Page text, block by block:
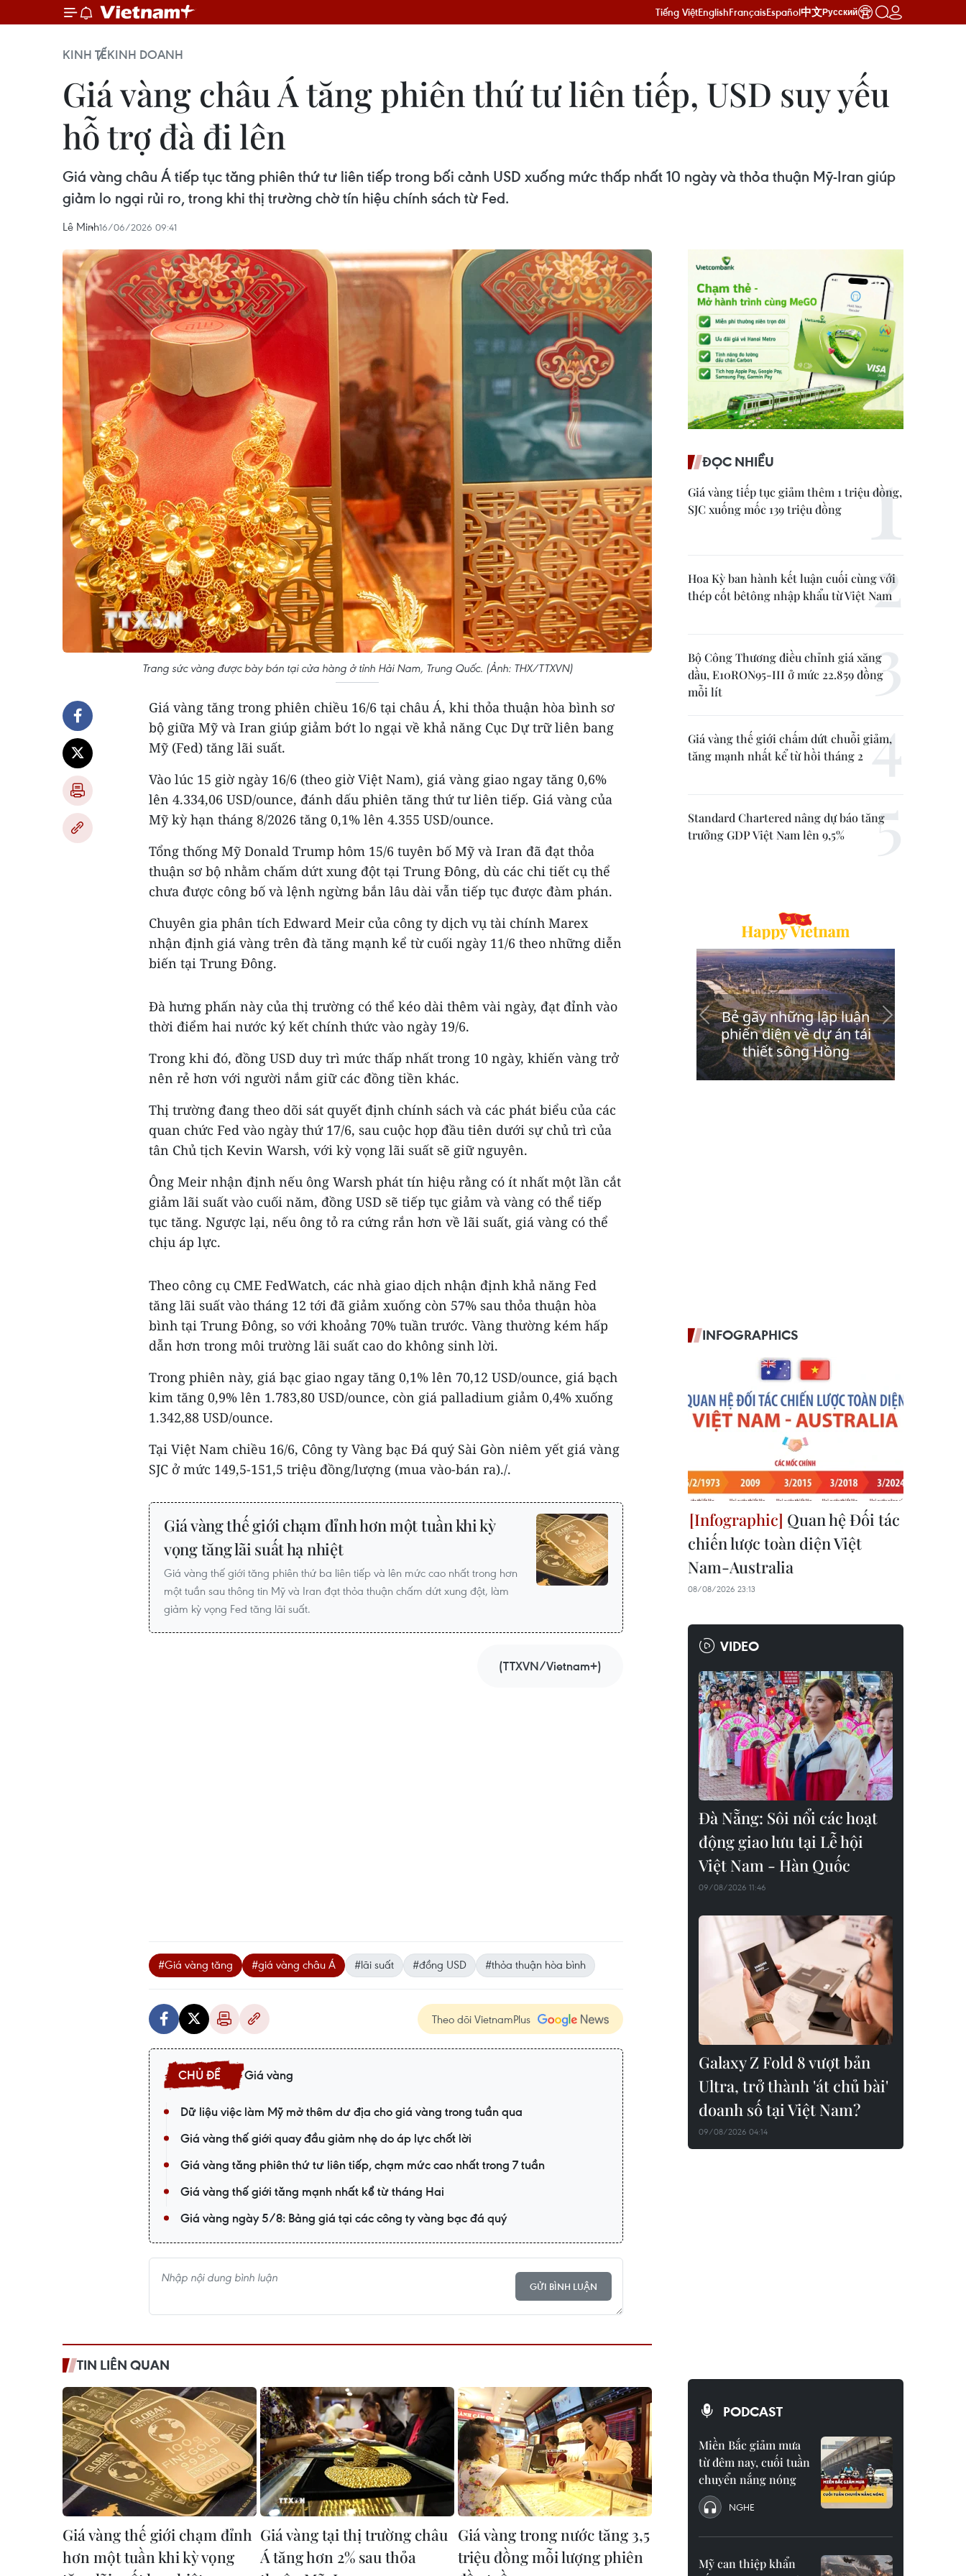
Tiếng ViệtEnglishFrançaisEspañol中文Русский
KINH TẾKINH DOANH
Giá vàng châu Á tăng phiên thứ tư liên tiếp, USD suy yếu
hỗ trợ đà đi lên
Giá vàng châu Á tiếp tục tăng phiên thứ tư liên tiếp trong bối cảnh USD xuống mức thấp nhất 10 ngày và thỏa thuận Mỹ-Iran giúp
giảm lo ngại rủi ro, trong khi thị trường chờ tín hiệu chính sách từ Fed.
Lê Minh16/06/2026 09:41
Trang sức vàng được bày bán tại cửa hàng ở tỉnh Hải Nam, Trung Quốc. (Ảnh: THX/TTXVN)
Giá vàng tăng trong phiên chiều 16/6 tại châu Á, khi thỏa thuận hòa bình sơ
bộ giữa Mỹ và Iran giúp giảm bớt lo ngại về khả năng Cục Dự trữ liên bang
Mỹ (Fed) tăng lãi suất.
Vào lúc 15 giờ ngày 16/6 (theo giờ Việt Nam), giá vàng giao ngay tăng 0,6%
lên 4.334,06 USD/ounce, đánh dấu phiên tăng thứ tư liên tiếp. Giá vàng của
Mỹ kỳ hạn tháng 8/2026 tăng 0,1% lên 4.355 USD/ounce.
Tổng thống Mỹ Donald Trump hôm 15/6 tuyên bố Mỹ và Iran đã đạt thỏa
thuận sơ bộ nhằm chấm dứt xung đột tại Trung Đông, dù các chi tiết cụ thể
chưa được công bố và lệnh ngừng bắn lâu dài vẫn tiếp tục được đàm phán.
Chuyên gia phân tích Edward Meir của công ty dịch vụ tài chính Marex
nhận định giá vàng trên đà tăng mạnh kể từ cuối ngày 11/6 theo những diễn
biến tại Trung Đông.
Đà hưng phấn này của thị trường có thể kéo dài thêm vài ngày, đạt đỉnh vào
thời điểm hai nước ký kết chính thức vào ngày 19/6.
Trong khi đó, đồng USD duy trì mức thấp nhất trong 10 ngày, khiến vàng trở
nên rẻ hơn với người nắm giữ các đồng tiền khác.
Thị trường đang theo dõi sát quyết định chính sách và các phát biểu của các
quan chức Fed vào ngày thứ 17/6, sau cuộc họp đầu tiên dưới sự chủ trì của
tân Chủ tịch Kevin Warsh, với kỳ vọng lãi suất sẽ giữ nguyên.
Ông Meir nhận định nếu ông Warsh phát tín hiệu rằng có ít nhất một lần cắt
giảm lãi suất vào cuối năm, đồng USD sẽ tiếp tục giảm và vàng có thể tiếp
tục tăng. Ngược lại, nếu ông tỏ ra cứng rắn hơn về lãi suất, giá vàng có thể
chịu áp lực.
Theo công cụ CME FedWatch, các nhà giao dịch nhận định khả năng Fed
tăng lãi suất vào tháng 12 tới đã giảm xuống còn 57% sau thỏa thuận hòa
bình tại Trung Đông, so với khoảng 70% tuần trước. Vàng thường kém hấp
dẫn hơn trong môi trường lãi suất cao do không sinh lời.
Trong phiên này, giá bạc giao ngay tăng 0,1% lên 70,12 USD/ounce, giá bạch
kim tăng 0,9% lên 1.783,80 USD/ounce, còn giá palladium giảm 0,4% xuống
1.342,88 USD/ounce.
Tại Việt Nam chiều 16/6, Công ty Vàng bạc Đá quý Sài Gòn niêm yết giá vàng
SJC ở mức 149,5-151,5 triệu đồng/lượng (mua vào-bán ra)./.
Giá vàng thế giới chạm đỉnh hơn một tuần khi kỳ
vọng tăng lãi suất hạ nhiệt
Giá vàng thế giới tăng phiên thứ ba liên tiếp và lên mức cao nhất trong hơn
một tuần sau thông tin Mỹ và Iran đạt thỏa thuận chấm dứt xung đột, làm
giảm kỳ vọng Fed tăng lãi suất.
(TTXVN/Vietnam+)
#Giá vàng tăng #giá vàng châu Á #lãi suất #đồng USD #thỏa thuận hòa bình
Theo dõi VietnamPlus
Giá vàng
Dữ liệu việc làm Mỹ mở thêm dư địa cho giá vàng trong tuần qua
Giá vàng thế giới quay đầu giảm nhẹ do áp lực chốt lời
Giá vàng tăng phiên thứ tư liên tiếp, chạm mức cao nhất trong 7 tuần
Giá vàng thế giới tăng mạnh nhất kể từ tháng Hai
Giá vàng ngày 5/8: Bảng giá tại các công ty vàng bạc đá quý
GỬI BÌNH LUẬN
TIN LIÊN QUAN
Giá vàng thế giới chạm đỉnh
hơn một tuần khi kỳ vọng
Giá vàng tại thị trường châu
Á tăng hơn 2% sau thỏa
Giá vàng trong nước tăng 3,5
triệu đồng mỗi lượng phiên
ĐỌC NHIỀU
Giá vàng tiếp tục giảm thêm 1 triệu đồng,
SJC xuống mốc 139 triệu đồng
Hoa Kỳ ban hành kết luận cuối cùng với
thép cốt bêtông nhập khẩu từ Việt Nam
Bộ Công Thương điều chỉnh giá xăng
dầu, E10RON95-III ở mức 22.859 đồng
mỗi lít
Giá vàng thế giới chấm dứt chuỗi giảm,
tăng mạnh nhất kể từ hồi tháng 2
Standard Chartered nâng dự báo tăng
trưởng GDP Việt Nam lên 9,5%
INFOGRAPHICS
Quan hệ Đối tác
chiến lược toàn diện Việt
Nam-Australia
08/08/2026 23:13
VIDEO
Đà Nẵng: Sôi nổi các hoạt
động giao lưu tại Lễ hội
Việt Nam - Hàn Quốc
09/08/2026 11:46
Galaxy Z Fold 8 vượt bản
Ultra, trở thành 'át chủ bài'
doanh số tại Việt Nam?
09/08/2026 04:14
PODCAST
Miền Bắc giảm mưa
từ đêm nay, cuối tuần
chuyển nắng nóng
NGHE
Mỹ can thiệp khẩn